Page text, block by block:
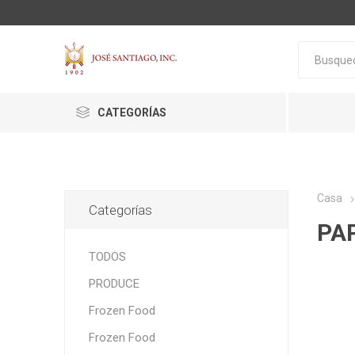
CATEGORÍAS
Casa
Categorías
TODOS
PRODUCE
Frozen Food
Frozen Food